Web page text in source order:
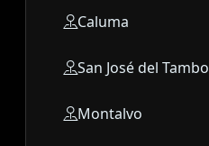
Caluma
San José del Tambo
Montalvo